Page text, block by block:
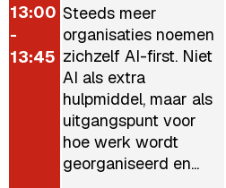
13:00
-
13:45
Steeds meer
organisaties noemen
zichzelf AI-first. Niet
AI als extra
hulpmiddel, maar als
uitgangspunt voor
hoe werk wordt
georganiseerd en...